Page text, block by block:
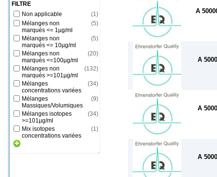
FILTRE
Non applicable
(1)
Mélanges non
marqués <= 1µg/ml
(5)
Mélanges non
marqués <= 10µg/ml
(5)
Mélanges non
marqués <=100µg/ml
(20)
Mélanges non
marqués >=101µg/ml
(132)
Mélanges
concentrations variées
(34)
Mélanges
Massiques/Volumiques
(9)
Mélanges isotopes
>=101µg/ml
(34)
Mix isotopes
concentrations variées
(1)
A
A
A
A